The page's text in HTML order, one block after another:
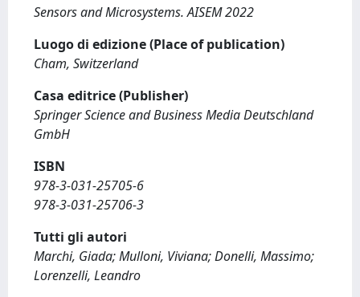
Sensors and Microsystems. AISEM 2022
Luogo di edizione (Place of publication)
Cham, Switzerland
Casa editrice (Publisher)
Springer Science and Business Media Deutschland
GmbH
ISBN
978-3-031-25705-6
978-3-031-25706-3
Tutti gli autori
Marchi, Giada; Mulloni, Viviana; Donelli, Massimo;
Lorenzelli, Leandro